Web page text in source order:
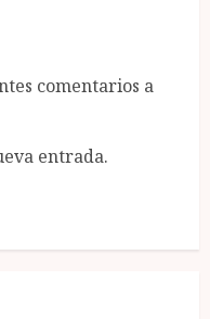
comentarios a
entrada.